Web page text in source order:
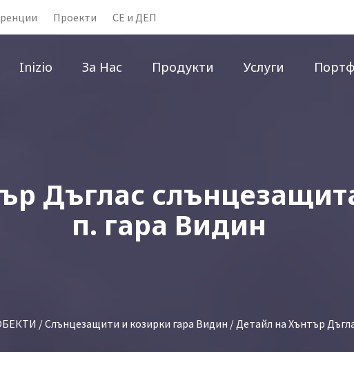
Проекти CE и ДЕП
Inizio За Нас Продукти Услуги
Дъглас
п. гара Видин
/Слънцезащити и козирки гара Видин / Детайл на Хънтър